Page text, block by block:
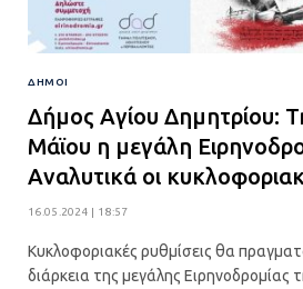
ΔΗΜΟΙ
Δήμος Αγίου Δημητρίου:
Μάϊου η μεγάλη
Αναλυτικά οι
16.05.2024 | 18:57
Κυκλοφοριακές ρυθμίσεις θα
διάρκεια της μεγάλης Ειρηνοδρομίας